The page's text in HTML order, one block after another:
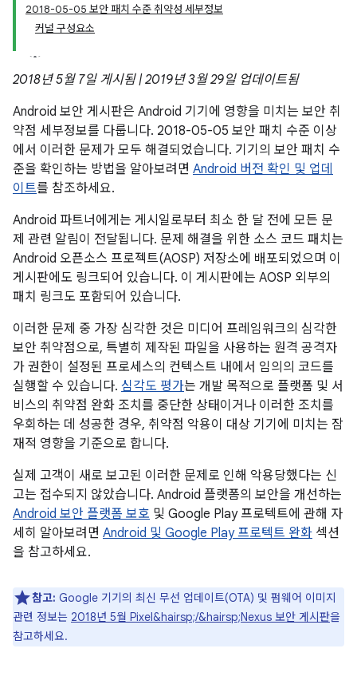
2018-05-05 보안 패치 수준 취약성 세부정보
커널 구성요소
2018년 5월 7일 게시됨 | 2019년 3월 29일 업데이트됨
Android 보안 게시판은 Android 기기에 영향을 미치는 보안 취
약점 세부정보를 다룹니다. 2018-05-05 보안 패치 수준 이상
에서 이러한 문제가 모두 해결되었습니다. 기기의 보안 패치 수
준을 확인하는 방법을 알아보려면 Android 버전 확인 및 업데
이트를 참조하세요.
Android 파트너에게는 게시일로부터 최소 한 달 전에 모든 문
제 관련 알림이 전달됩니다. 문제 해결을 위한 소스 코드 패치는
Android 오픈소스 프로젝트(AOSP) 저장소에 배포되었으며 이
게시판에도 링크되어 있습니다. 이 게시판에는 AOSP 외부의
패치 링크도 포함되어 있습니다.
이러한 문제 중 가장 심각한 것은 미디어 프레임워크의 심각한
보안 취약점으로, 특별히 제작된 파일을 사용하는 원격 공격자
가 권한이 설정된 프로세스의 컨텍스트 내에서 임의의 코드를
실행할 수 있습니다. 심각도 평가는 개발 목적으로 플랫폼 및 서
비스의 취약점 완화 조치를 중단한 상태이거나 이러한 조치를
우회하는 데 성공한 경우, 취약점 악용이 대상 기기에 미치는 잠
재적 영향을 기준으로 합니다.
실제 고객이 새로 보고된 이러한 문제로 인해 악용당했다는 신
고는 접수되지 않았습니다. Android 플랫폼의 보안을 개선하는
Android 보안 플랫폼 보호 및 Google Play 프로텍트에 관해 자
세히 알아보려면 Android 및 Google Play 프로텍트 완화 섹션
을 참고하세요.
참고: Google 기기의 최신 무선 업데이트(OTA) 및 펌웨어 이미지
관련 정보는 2018년 5월 Pixel&hairsp;/&hairsp;Nexus 보안 게시판을
참고하세요.